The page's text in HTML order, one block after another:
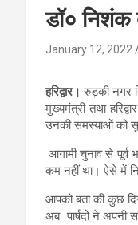
डॉ० निशंक
January 12, 2022
हरिद्वार। रुड़की नगर
मुख्यमंत्री तथा
उनकी समस्याओं को
आगामी चुनाव से पूर्व
कम नहीं था। ऐसे में
आपको बता की कुछ
अब पार्षदों ने अपनी